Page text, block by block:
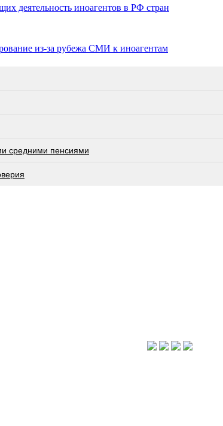
деятельность иноагентов в РФ стран
из-за рубежа СМИ к иноагентам
средними пенсиями